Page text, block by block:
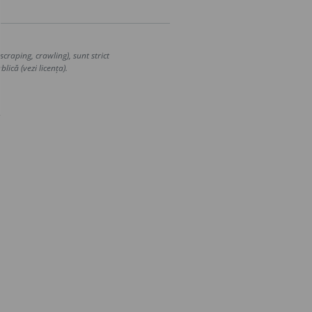
crawling), sunt strict
(vezi licența).